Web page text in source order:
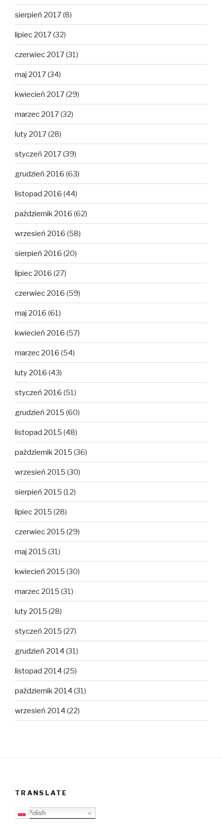
sierpień 2017(8)
lipiec 2017(32)
czerwiec 2017(31)
maj 2017(34)
kwiecień 2017(29)
marzec 2017(32)
luty 2017(28)
styczeń 2017(39)
grudzień 2016 (63)
listopad 2016 (44)
październik 2016 (62)
wrzesień 2016 (58)
sierpień 2016 (20)
lipiec 2016 (27)
czerwiec 2016 (59)
maj 2016 (61)
kwiecień 2016 (57)
marzec 2016 (54)
luty 2016 (43)
styczeń 2016 (51)
grudzień 2015 (60)
listopad 2015 (48)
październik 2015 (36)
wrzesień 2015 (30)
sierpień 2015 (12)
lipiec 2015 (28)
czerwiec 2015 (29)
maj 2015 (31)
kwiecień 2015 (30)
marzec 2015 (31)
luty 2015 (28)
styczeń 2015 (27)
grudzień 2014 (31)
listopad 2014 (25)
październik 2014 (31)
wrzesień 2014 (22)
TRANSLATE
Polish